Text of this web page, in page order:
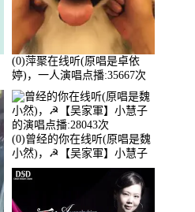
(0)萍聚在线听(原唱是卓依
婷)，一人演唱点播:35667次
(0)曾经的你在线听(原唱是魏
小然)，☭【吴家軍】小慧子
的演唱点播:28043次